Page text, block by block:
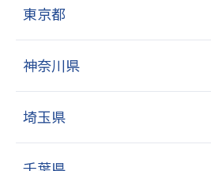
東京都
神奈川県
埼玉県